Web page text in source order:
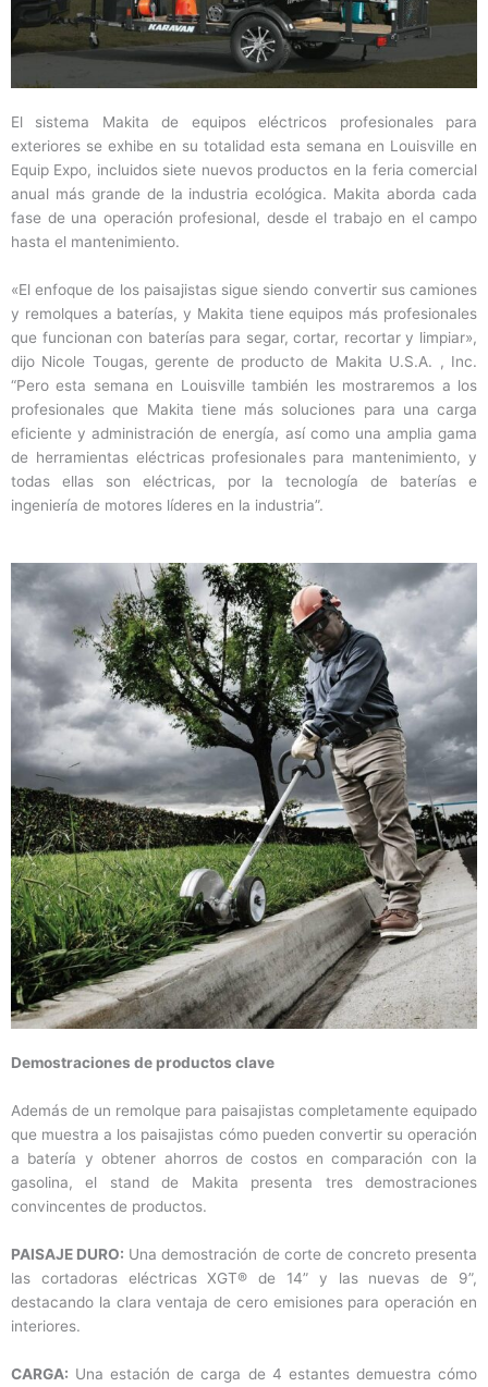
El sistema Makita de equipos eléctricos profesionales para
exteriores se exhibe en su totalidad esta semana en Louisville en
Equip Expo, incluidos siete nuevos productos en la feria comercial
anual más grande de la industria ecológica. Makita aborda cada
fase de una operación profesional, desde el trabajo en el campo
hasta el mantenimiento.
«El enfoque de los paisajistas sigue siendo convertir sus camiones
y remolques a baterías, y Makita tiene equipos más profesionales
que funcionan con baterías para segar, cortar, recortar y limpiar»,
dijo Nicole Tougas, gerente de producto de Makita U.S.A. , Inc.
“Pero esta semana en Louisville también les mostraremos a los
profesionales que Makita tiene más soluciones para una carga
eficiente y administración de energía, así como una amplia gama
de herramientas eléctricas profesionales para mantenimiento, y
todas ellas son eléctricas, por la tecnología de baterías e
ingeniería de motores líderes en la industria”.
Demostraciones de productos clave
Además de un remolque para paisajistas completamente equipado
que muestra a los paisajistas cómo pueden convertir su operación
a batería y obtener ahorros de costos en comparación con la
gasolina, el stand de Makita presenta tres demostraciones
convincentes de productos.
PAISAJE DURO: Una demostración de corte de concreto presenta
las cortadoras eléctricas XGT® de 14” y las nuevas de 9”,
destacando la clara ventaja de cero emisiones para operación en
interiores.
CARGA: Una estación de carga de 4 estantes demuestra cómo